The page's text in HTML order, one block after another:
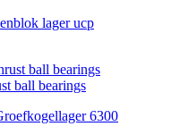
lager ucp
ball bearings